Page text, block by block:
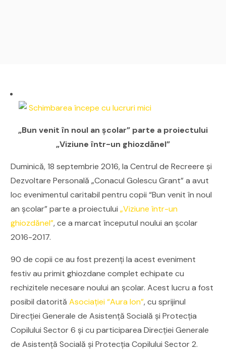
„Bun venit în noul an școlar” parte a proiectului
„Viziune într-un ghiozdănel”
Duminică, 18 septembrie 2016, la Centrul de Recreere şi
Dezvoltare Personală „Conacul Golescu Grant” a avut
loc evenimentul caritabil pentru copii “Bun venit în noul
an școlar” parte a proiectului„Viziune într-un
ghiozdănel”, ce a marcat începutul noului an școlar
2016-2017.
90 de copii ce au fost prezenți la acest eveniment
festiv au primit ghiozdane complet echipate cu
rechizitele necesare noului an școlar. Acest lucru a fost
posibil datorităAsociaţiei “Aura Ion”, cu sprijinul
Direcţiei Generale de Asistenţă Socială şi Protecţia
Copilului Sector 6 şi cu participarea Direcţiei Generale
de Asistenţă Socială şi Protecţia Copilului Sector 2.